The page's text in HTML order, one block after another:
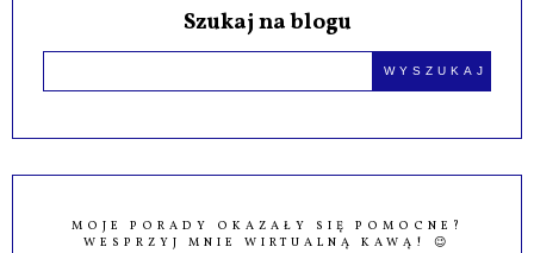
Szukaj na blogu
MOJE PORADY OKAZAŁY SIĘ POMOCNE?
WESPRZYJ MNIE WIRTUALNĄ KAWĄ! 😉